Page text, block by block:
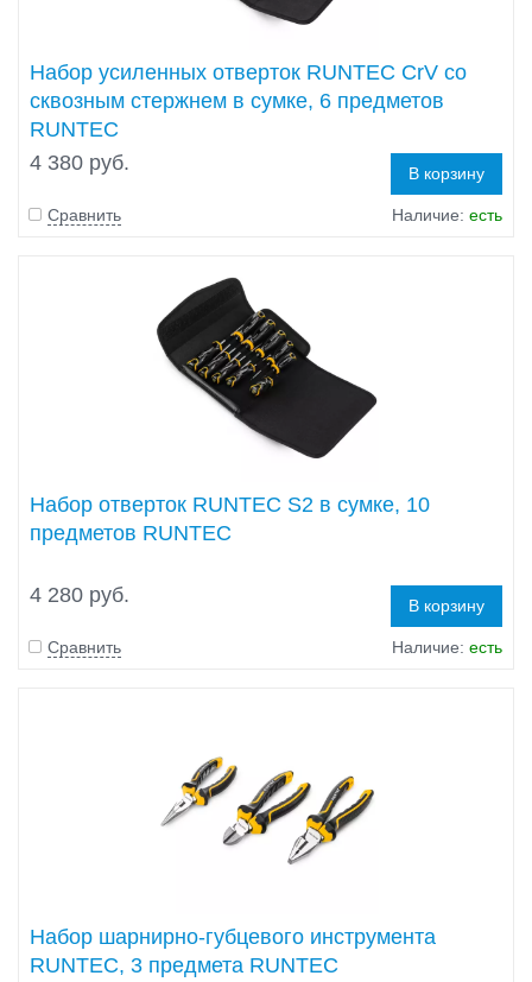
Набор усиленных отверток RUNTEC CrV со
сквозным стержнем в сумке, 6 предметов
RUNTEC
4 380 руб.
В корзину
Сравнить Наличие: есть
Набор отверток RUNTEC S2 в сумке, 10
предметов RUNTEC
4 280 руб. В корзину
Сравнить Наличие: есть
Набор шарнирно-губцевого инструмента
RUNTEC, 3 предмета RUNTEC